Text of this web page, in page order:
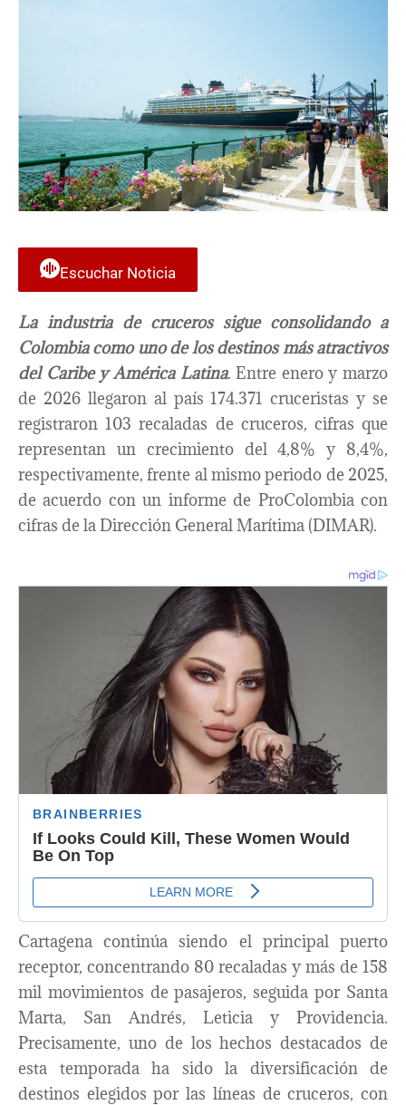
Escuchar Noticia
La industria de cruceros sigue consolidando a
Colombia como uno de los destinos más atractivos
del Caribe y América Latina. Entre enero y marzo
de 2026 llegaron al país 174.371 cruceristas y se
registraron 103 recaladas de cruceros, cifras que
representan un crecimiento del 4,8% y 8,4%,
respectivamente, frente al mismo periodo de 2025,
de acuerdo con un informe de ProColombia con
cifras de la Dirección General Marítima (DIMAR).
Cartagena continúa siendo el principal puerto
receptor, concentrando 80 recaladas y más de 158
mil movimientos de pasajeros, seguida por Santa
Marta, San Andrés, Leticia y Providencia.
Precisamente, uno de los hechos destacados de
esta temporada ha sido la diversificación de
destinos elegidos por las líneas de cruceros, con